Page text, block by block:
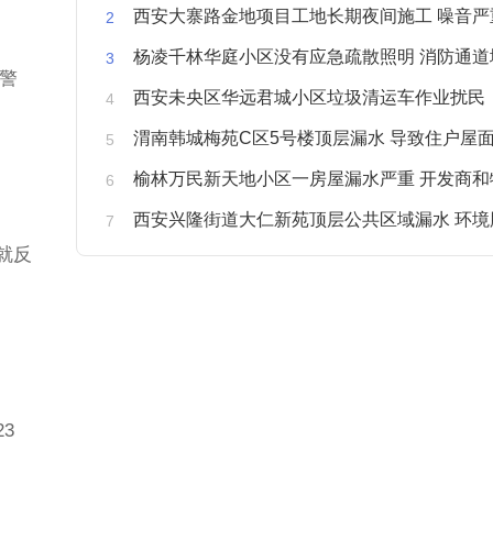
反
西安大寨路金地项目工地长期夜间施工 噪音严重
杨凌千林华庭小区没有应急疏散照明 消防通
西安未央区华远君城小区垃圾清运车作业扰民
渭南韩城梅苑C区5号楼顶层漏水 导致住户屋面被
榆林万民新天地小区一房屋漏水严重 开发商和物业不予
西安兴隆街道大仁新苑顶层公共区域漏水 环